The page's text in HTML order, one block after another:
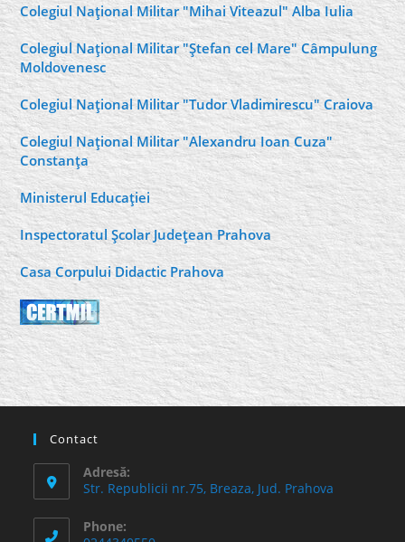
Colegiul Naţional Militar "Mihai Viteazul" Alba Iulia
Colegiul Naţional Militar "Ştefan cel Mare" Câmpulung
Moldovenesc
Colegiul Naţional Militar "Tudor Vladimirescu" Craiova
Colegiul Naţional Militar "Alexandru Ioan Cuza"
Constanţa
Ministerul Educaţiei
Inspectoratul Şcolar Judeţean Prahova
Casa Corpului Didactic Prahova
Contact
Adresă:
Str. Republicii nr.75, Breaza, Jud. Prahova
Phone: